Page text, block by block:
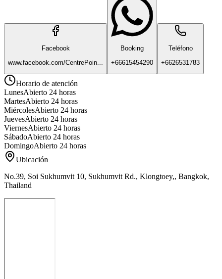
Facebook
www.facebook.com/CentrePoin...
Booking
+66615454290
Teléfono
+6626531783
Horario de atención
LunesAbierto 24 horas
MartesAbierto 24 horas
MiércolesAbierto 24 horas
JuevesAbierto 24 horas
ViernesAbierto 24 horas
SábadoAbierto 24 horas
DomingoAbierto 24 horas
Ubicación
No.39, Soi Sukhumvit 10, Sukhumvit Rd., Klongtoey,, Bangkok,
Thailand